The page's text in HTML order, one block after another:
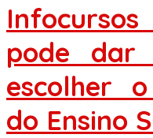
pode
escolher
do Ensino